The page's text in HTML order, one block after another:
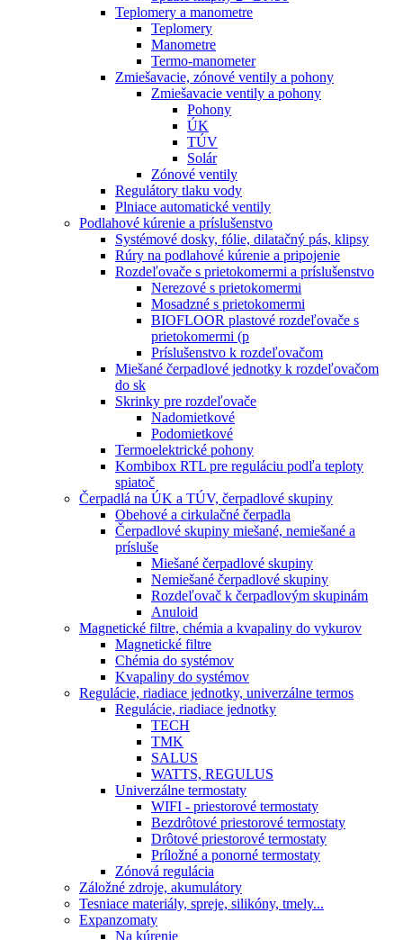
Teplomery a manometre
Teplomery
Manometre
Termo-manometer
Zmiešavacie, zónové ventily a pohony
Zmiešavacie ventily a pohony
Pohony
ÚK
TÚV
Solár
Zónové ventily
Regulátory tlaku vody
Plniace automatické ventily
Podlahové kúrenie a príslušenstvo
Systémové dosky, fólie, dilatačný pás, klipsy
Rúry na podlahové kúrenie a pripojenie
Rozdeľovače s prietokomermi a príslušenstvo
Nerezové s prietokomermi
Mosadzné s prietokomermi
BIOFLOOR plastové rozdeľovače s
prietokomermi (p
Príslušenstvo k rozdeľovačom
Miešané čerpadlové jednotky k rozdeľovačom
do sk
Skrinky pre rozdeľovače
Nadomietkové
Podomietkové
Termoelektrické pohony
Kombibox RTL pre reguláciu podľa teploty
spiatoč
Čerpadlá na ÚK a TÚV, čerpadlové skupiny
Obehové a cirkulačné čerpadla
Čerpadlové skupiny miešané, nemiešané a
prísluše
Miešané čerpadlové skupiny
Nemiešané čerpadlové skupiny
Rozdeľovač k čerpadlovým skupinám
Anuloid
Magnetické filtre, chémia a kvapaliny do vykurov
Magnetické filtre
Chémia do systémov
Kvapaliny do systémov
Regulácie, riadiace jednotky, univerzálne termos
Regulácie, riadiace jednotky
TECH
TMK
SALUS
WATTS, REGULUS
Univerzálne termostaty
WIFI - priestorové termostaty
Bezdrôtové priestorové termostaty
Drôtové priestorové termostaty
Príložné a ponorné termostaty
Zónová regulácia
Záložné zdroje, akumulátory
Tesniace materiály, spreje, silikóny, tmely...
Expanzomaty
Na kúrenie